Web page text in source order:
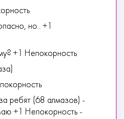
но.. +1
+1 Непокорность
ребят (68 алмазов) -
+1 Непокорность -